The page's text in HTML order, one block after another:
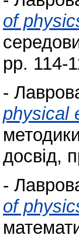
of
pp. 114-
-
physical
досвід,
-
of